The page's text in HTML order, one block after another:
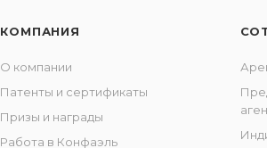
КОМПАНИЯ
О компании
Патенты и сертификаты
Призы и награды
Работа в Конфаэль